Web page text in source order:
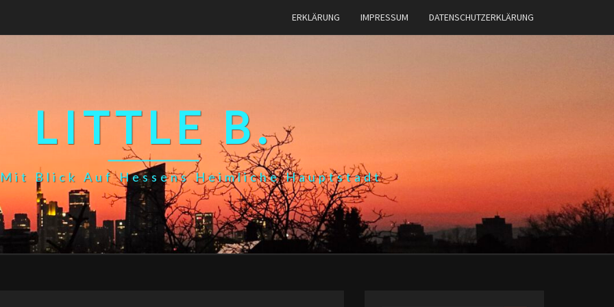
ERKLÄRUNG IMPRESSUM DATENSCHUTZERKLÄRUNG
LITTLE B.
Blick Auf Hessens Heimliche Hauptstadt